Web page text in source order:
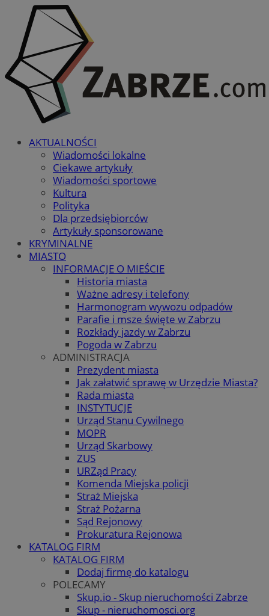
AKTUALNOŚCI
Wiadomości lokalne
Ciekawe artykuły
Wiadomości sportowe
Kultura
Polityka
Dla przedsiębiorców
Artykuły sponsorowane
KRYMINALNE
MIASTO
INFORMACJE O MIEŚCIE
Historia miasta
Ważne adresy i telefony
Harmonogram wywozu odpadów
Parafie i msze święte w Zabrzu
Rozkłady jazdy w Zabrzu
Pogoda w Zabrzu
ADMINISTRACJA
Prezydent miasta
Jak załatwić sprawę w Urzędzie Miasta?
Rada miasta
INSTYTUCJE
Urząd Stanu Cywilnego
MOPR
Urząd Skarbowy
ZUS
URZąd Pracy
Komenda Miejska policji
Straż Miejska
Straż Pożarna
Sąd Rejonowy
Prokuratura Rejonowa
KATALOG FIRM
KATALOG FIRM
Dodaj firmę do katalogu
POLECAMY
Skup.io - Skup nieruchomości Zabrze
Skup - nieruchomosci.org